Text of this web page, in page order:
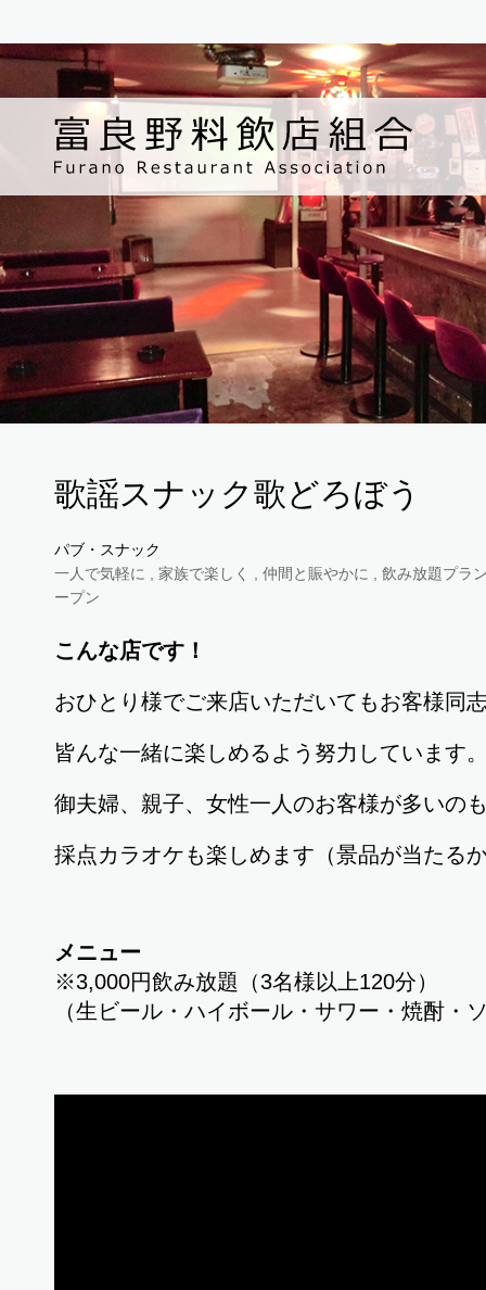
歌謡スナック歌どろぼう
パブ・スナック
一人で気軽に , 家族で楽しく , 仲間と賑やかに , 飲み放題プラ
ープン
こんな店です！
おひとり様でご来店いただいてもお客様同
皆んな一緒に楽しめるよう努力しています
御夫婦、親子、女性一人のお客様が多いの
採点カラオケも楽しめます（景品が当たる
メニュー
※3,000円飲み放題（3名様以上120分）
（生ビール・ハイボール・サワー・焼酎・